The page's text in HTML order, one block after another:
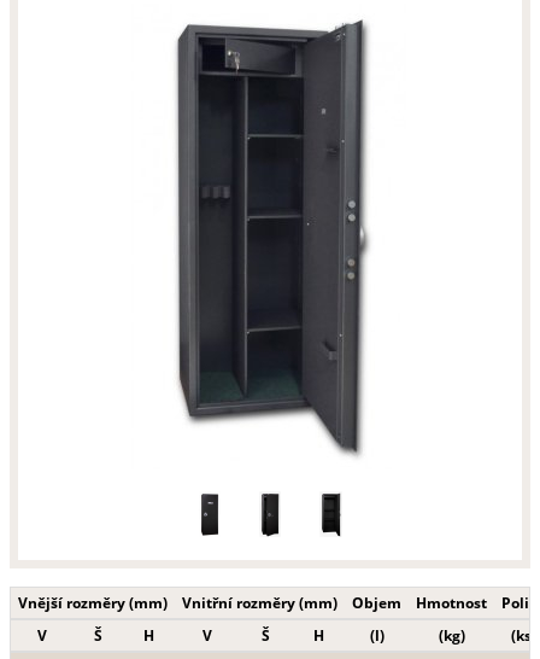
Vnější rozměry (mm) Vnitřní rozměry (mm) Objem Hmotnost
V
Š H V Š H (l) (kg)
(ks)